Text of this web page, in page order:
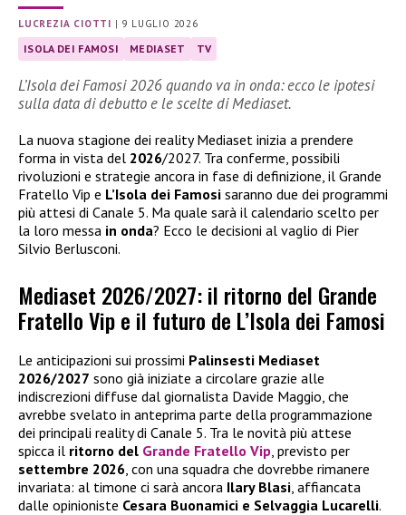
LUCREZIA CIOTTI | 9 LUGLIO 2026
ISOLA DEI FAMOSI MEDIASET TV
L’Isola dei Famosi 2026 quando va in onda: ecco le ipotesi
sulla data di debutto e le scelte di Mediaset.
La nuova stagione dei reality Mediaset inizia a prendere
forma in vista del 2026/2027. Tra conferme, possibili
rivoluzioni e strategie ancora in fase di definizione, il Grande
Fratello Vip e L’Isola dei Famosi saranno due dei programmi
più attesi di Canale 5. Ma quale sarà il calendario scelto per
la loro messa in onda? Ecco le decisioni al vaglio di Pier
Silvio Berlusconi.
Mediaset 2026/2027: il ritorno del Grande
Fratello Vip e il futuro de L’Isola dei Famosi
Le anticipazioni sui prossimi Palinsesti Mediaset
2026/2027 sono già iniziate a circolare grazie alle
indiscrezioni diffuse dal giornalista Davide Maggio, che
avrebbe svelato in anteprima parte della programmazione
dei principali reality di Canale 5. Tra le novità più attese
spicca il ritorno del Grande Fratello Vip , previsto per
settembre 2026 , con una squadra che dovrebbe rimanere
invariata: al timone ci sarà ancora Ilary Blasi , affiancata
dalle opinioniste Cesara Buonamici e Selvaggia Lucarelli.